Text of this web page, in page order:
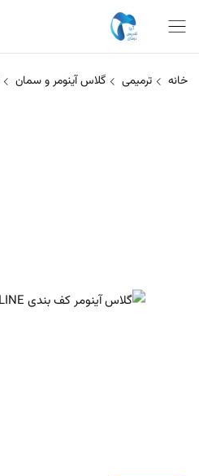
خانه ترمیمی گلاس آینومر و سمان